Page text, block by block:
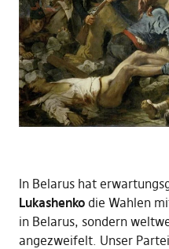
In Belarus hat
Lukashenkodie Wahlen
in Belarus, sondern
angezweifelt. Unser